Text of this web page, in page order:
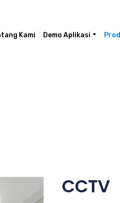
Kami Demo Aplikasi
CCTV